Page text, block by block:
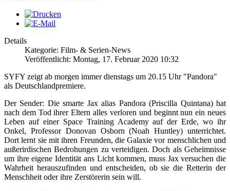
Details
Kategorie: Film- & Serien-News
Veröffentlicht: Montag, 17. Februar 2020 10:32
SYFY zeigt ab morgen immer dienstags um 20.15 Uhr "Pandora"
als Deutschlandpremiere.
Der Sender: Die smarte Jax alias Pandora (Priscilla Quintana) hat
nach dem Tod ihrer Eltern alles verloren und beginnt nun ein neues
Leben auf einer Space Training Academy auf der Erde, wo ihr
Onkel, Professor Donovan Osborn (Noah Huntley) unterrichtet.
Dort lernt sie mit ihren Freunden, die Galaxie vor menschlichen und
außerirdischen Bedrohungen zu verteidigen. Doch als Geheimnisse
um ihre eigene Identität ans Licht kommen, muss Jax versuchen die
Wahrheit herauszufinden und entscheiden, ob sie die Retterin der
Menschheit oder ihre Zerstörerin sein will.